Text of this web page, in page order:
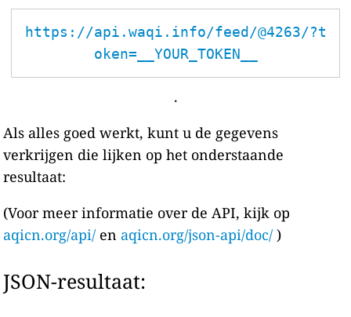
https://api.waqi.info/feed/@4263/?t
oken=__YOUR_TOKEN__
.
Als alles goed werkt, kunt u de gegevens
verkrijgen die lijken op het onderstaande
resultaat:
(Voor meer informatie over de API, kijk op
aqicn.org/api/ en aqicn.org/json-api/doc/ )
JSON-resultaat: